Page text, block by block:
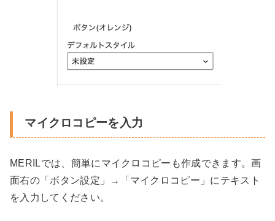
マイクロコピーを入力
MERILでは、簡単にマイクロコピーも作成できます。画
面右の「ボタン設定」→「マイクロコピー」にテキスト
を入力してください。